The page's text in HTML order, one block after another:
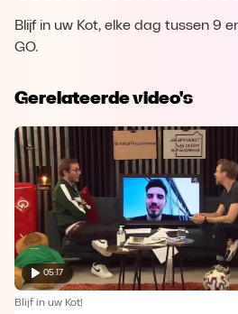
Blijf in uw Kot, elke dag tussen 9
GO.
Gerelateerde video's
05:17
Blijf in uw Kot!